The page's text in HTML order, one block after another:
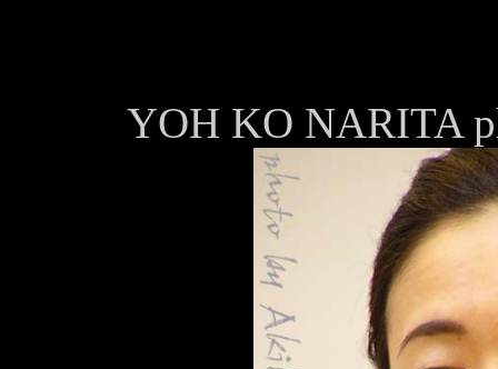
YOH KO NARITA